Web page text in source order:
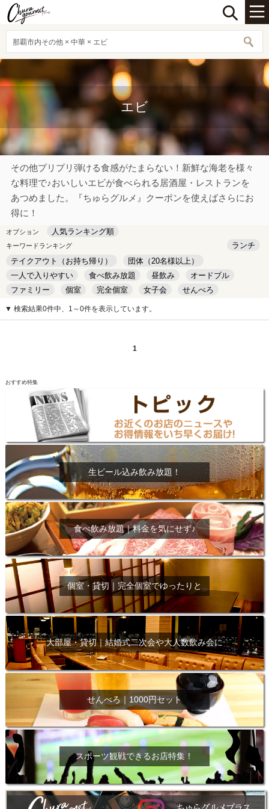
那覇市内その他 × 中華 × エビ
エビ
その他プリプリ弾ける食感がたまらない！新鮮な海老を様々
な料理で♪おいしいエビが食べられる居酒屋・レストランを
あつめました。『ちゅらグルメ』クーポンを使えばさらにお
得に！
オプション 人気ランキング順
キーワードランキング
ランチ
テイクアウト（お持ち帰り）
団体（20名様以上）
一人で入りやすい
食べ飲み放題 昼飲み
オードブル
ファミリー
個室 完全個室 女子会
せんべろ
キッズルーム
安い デート
▼ 検索結果0件中、1～0件を表示しています。
1
おすすめ特集
生ビール込み飲み放題！
食べ飲み放題｜料金を気にせず♪
個室・貸切｜完全個室でゆったりと
大部屋・貸切｜結婚式二次会や大人数飲み会に
せんべろ｜1000円セット
スポーツ観戦できるお店特集！